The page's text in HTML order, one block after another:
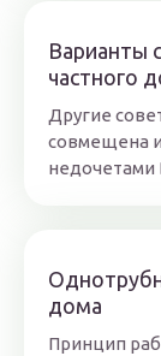
Варианты
частного
Другие
совмещена
недочетами
дома
Принцип